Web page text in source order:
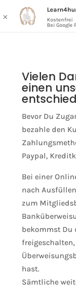
Vielen
einen
Bevor Du
bezahle den
Paypal,
Bei einer
nach
zum
bekommst Du
hast.
Sämtliche
✕
Kostenfrei
Bei Google